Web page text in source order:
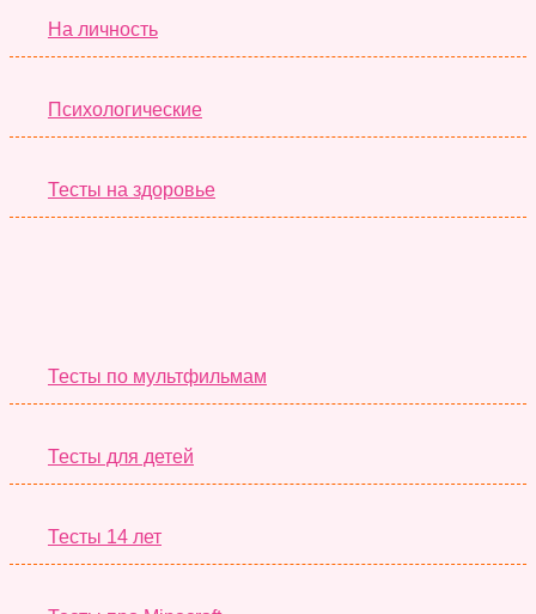
На личность
Психологические
Тесты на здоровье
Тесты по мультфильмам
Тесты для детей
Тесты 14 лет